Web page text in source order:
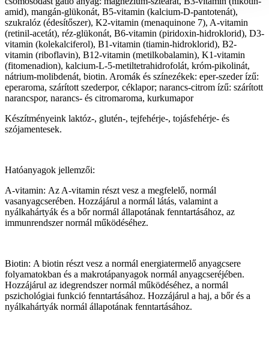
amid), mangán-glükonát, B5-vitamin (kalcium-D-panto­tenát),
szukralóz (édesítőszer), K2-vitamin (menaquinone 7), A-vitamin
(retinil-acetát), réz-glükonát, B6-vitamin (piridoxin-hidroklorid), D3-
vitamin (kolekalciferol), B1-vitamin (tiamin-hidroklorid), B2-
vitamin (ribo­flavin), B12-vitamin (metilkobalamin), K1-vitamin
(fitomenadion), kalcium-L-5-metiltetrahidrofolát, króm-pikolinát,
nátrium-molibdenát, biotin. Aromák és színezékek: eper-szeder ízű:
eperaroma, szárított szederpor, céklapor; narancs-citrom ízű: szárított
narancspor, narancs- és citromaroma, kurkumapor
Készítményeink laktóz-, glutén-, tejfehérje-, tojásfehérje- és
szójamentesek.
Hatóanyagok jellemzői:
A-vitamin: Az A-vitamin részt vesz a megfelelő, normál
vasanyagcserében. Hozzájárul a normál látás, valamint a
nyálkahártyák és a bőr normál állapotának fenntartásához, az
immunrendszer normál működéséhez.
Biotin: A biotin részt vesz a normál energiatermelő anyagcsere
folyamatokban és a makrotápanyagok normál anyagcseréjében.
Hozzájárul az idegrendszer normál működéséhez, a normál
pszichológiai funkció fenntartásához. Hozzájárul a haj, a bőr és a
nyálkahártyák normál állapotának fenntartásához.